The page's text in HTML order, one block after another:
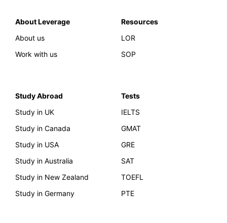
About Leverage
About us
Work with us
Resources
LOR
SOP
Study Abroad
Study in UK
Study in Canada
Study in USA
Study in Australia
Study in New Zealand
Study in Germany
Tests
IELTS
GMAT
GRE
SAT
TOEFL
PTE